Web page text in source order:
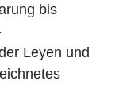
bis
Leyen und